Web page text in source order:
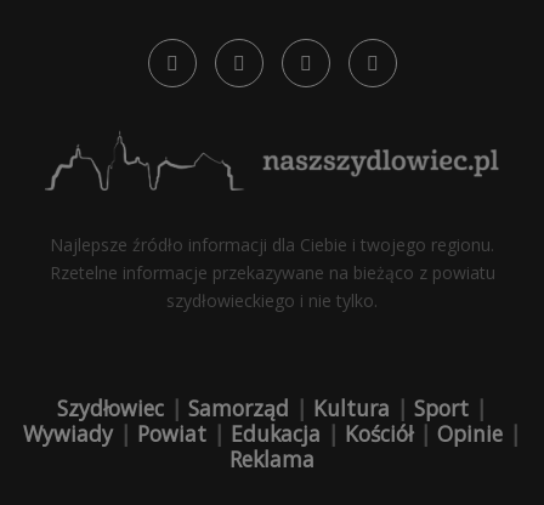
Najlepsze źródło informacji dla Ciebie i twojego regionu.
Rzetelne informacje przekazywane na bieżąco z powiatu
szydłowieckiego i nie tylko.
Szydłowiec | Samorząd | Kultura | Sport |
Wywiady| Powiat | Edukacja | Kościół| Opinie |
Reklama